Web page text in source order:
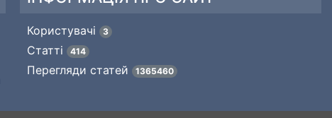
Користувачі 3
Статті 414
Перегляди статей 1365460